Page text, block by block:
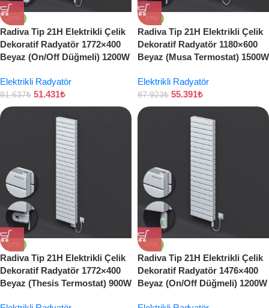
-37%
Radiva Tip 21H Elektrikli Çelik
Dekoratif Radyatör 1772×400
Beyaz (On/Off Düğmeli) 1200W
Elektrikli Radyatör
81.637₺ 51.431₺
-37%
Radiva Tip 21H Elektrikli Çelik
Dekoratif Radyatör 1180×600
Beyaz (Musa Termostat) 1500W
Elektrikli Radyatör
87.923₺ 55.391₺
-37%
Radiva Tip 21H Elektrikli Çelik
Dekoratif Radyatör 1772×400
Beyaz (Thesis Termostat) 900W
-37%
Radiva Tip 21H Elektrikli Çelik
Dekoratif Radyatör 1476×400
Beyaz (On/Off Düğmeli) 1200W